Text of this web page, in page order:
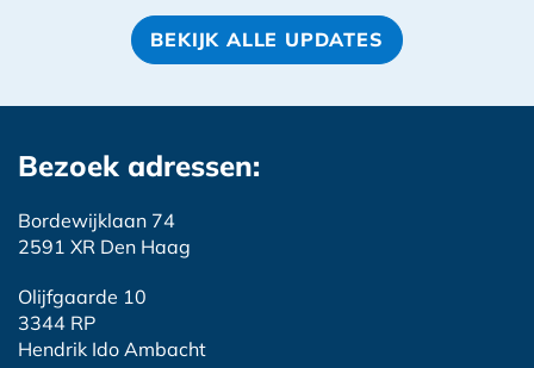
BEKIJK ALLE UPDATES
Bezoek adressen:
Bordewijklaan 74
2591 XR Den Haag
Olijfgaarde 10
3344 RP
Hendrik Ido Ambacht